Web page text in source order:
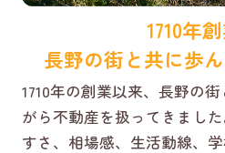
1710年
長野の街と共に歩
1710年の創業以来、長野の
がら不動産を扱ってきまし
すさ、相場感、生活動線、